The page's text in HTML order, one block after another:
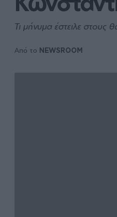
Τι μήνυμα έστειλε στους
Από το NEWSROOM